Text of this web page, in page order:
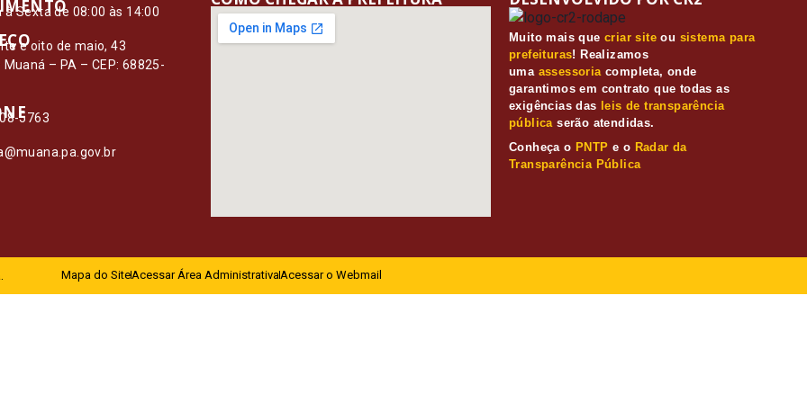
à Sexta de 08:00 às 14:00
e oito de maio, 43
– PA – CEP: 68825-
5763
Muito mais quecriar site ou sistema para
prefeituras! Realizamos
uma assessoria completa, onde
garantimos em contrato que todas as
exigências das leis de transparência
pública serão atendidas.
Conheça o PNTP e o Radar da
Transparência Pública
Mapa do SiteAcessar Área Administrativa Acessar o Webmail